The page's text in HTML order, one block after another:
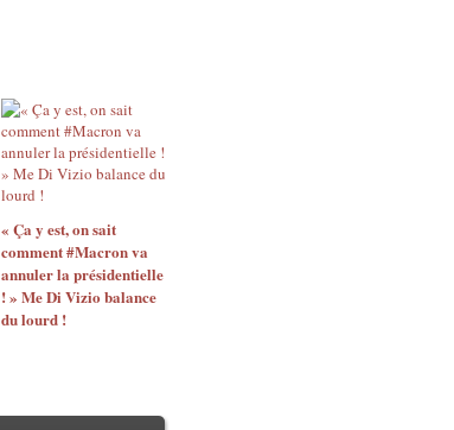
« Ça y est, on sait
comment #Macron va
annuler la présidentielle
! » Me Di Vizio balance
du lourd !